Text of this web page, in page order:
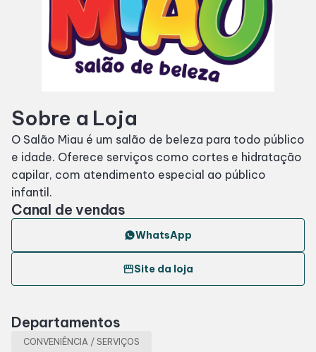
SDB Premium
Entretenimento
Cinema
Eventos
Lojas
Sobre a Loja
O Salão Miau é um salão de beleza para todo público
e idade. Oferece serviços como cortes e hidratação
capilar, com atendimento especial ao público
infantil.
Canal de vendas
WhatsApp
storefrontSite da loja
Departamentos
CONVENIÊNCIA / SERVIÇOS